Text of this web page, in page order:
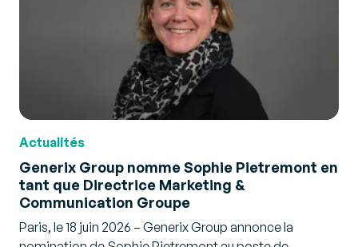
Actualités
Generix Group nomme Sophie Pietremont en
tant que Directrice Marketing &
Communication Groupe
Paris, le 18 juin 2026 – Generix Group annonce la